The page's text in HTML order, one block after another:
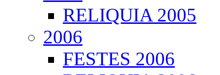
RELIQUIA 2005
2006
FESTES 2006